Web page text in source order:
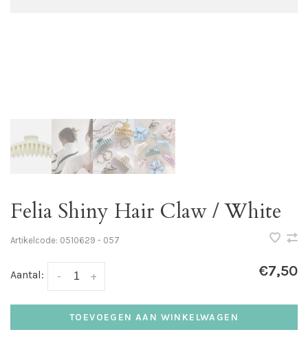
Felia Shiny Hair Claw / White
Artikelcode: 0510629 - 057
Aantal: +
- €7,50
TOEVOEGEN AAN WINKELWAGEN